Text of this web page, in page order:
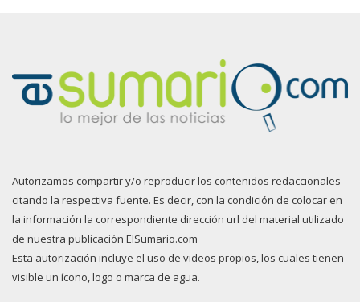
Autorizamos compartir y/o reproducir los contenidos redaccionales
citando la respectiva fuente. Es decir, con la condición de colocar en
la información la correspondiente dirección url del material utilizado
de nuestra publicación ElSumario.com
Esta autorización incluye el uso de videos propios, los cuales tienen
visible un ícono, logo o marca de agua.